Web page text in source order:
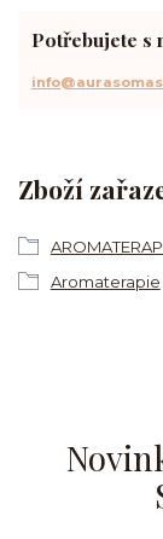
Zboží
Aromaterapie
Potřebujete s